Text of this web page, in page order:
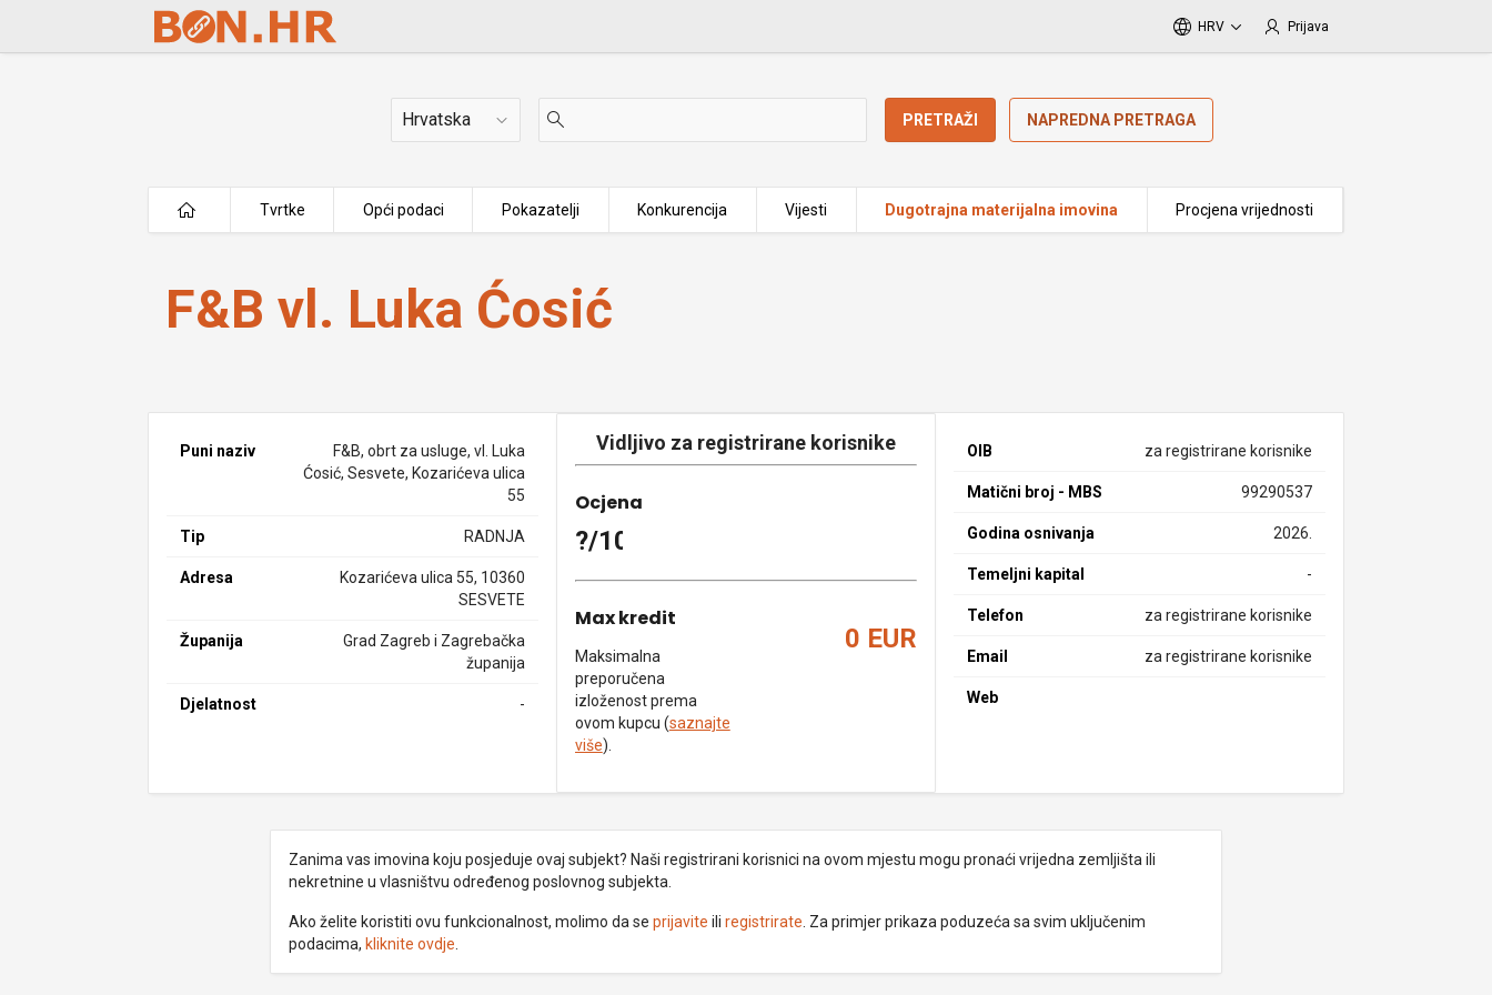
Skip to Main Content
HRV Prijava
Država PRETRAŽI NAPREDNA PRETRAGA
Tvrtke Opći podaci Pokazatelji Konkurencija Vijesti Dugotrajna materijalna imovina Procjena vrijednosti
F&B vl. Luka Ćosić
F&B vl. Luka Ćosić
Puni naziv
F&B, obrt za usluge, vl. Luka
Ćosić, Sesvete, Kozarićeva ulica
55
Tip RADNJA
Adresa
Kozarićeva ulica 55, 10360
SESVETE
Županija
Grad Zagreb i Zagrebačka
županija
Djelatnost -
Vidljivo za registrirane korisnike
Ocjena
?/10
Max kredit
Maksimalna
preporučena
izloženost prema
ovom kupcu (saznajte
više).
0 EUR
OIB za registrirane korisnike
Matični broj - MBS 99290537
Godina osnivanja 2026.
Temeljni kapital -
Telefon za registrirane korisnike
Email za registrirane korisnike
Web
Zanima vas imovina koju posjeduje ovaj subjekt? Naši registrirani korisnici na ovom mjestu mogu pronaći vrijedna zemljišta ili
nekretnine u vlasništvu određenog poslovnog subjekta.
Ako želite koristiti ovu funkcionalnost, molimo da se prijavite ili registrirate . Za primjer prikaza poduzeća sa svim uključenim
podacima, kliknite ovdje